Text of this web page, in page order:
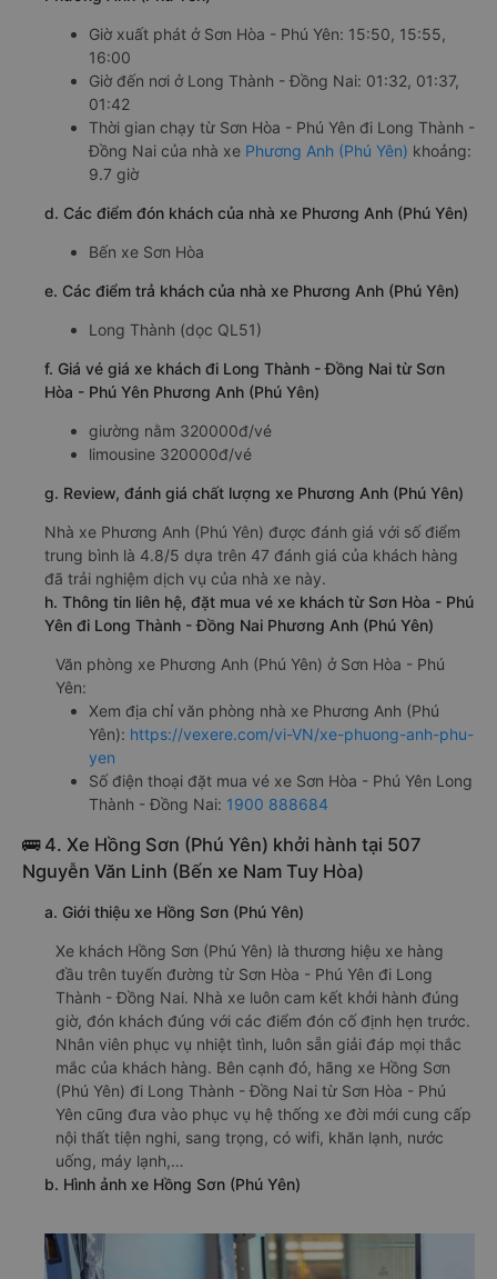
Giờ xuất phát ở Sơn Hòa - Phú Yên: 15:50, 15:55,
16:00
Giờ đến nơi ở Long Thành - Đồng Nai: 01:32, 01:37,
01:42
Thời gian chạy từ Sơn Hòa - Phú Yên đi Long Thành -
Đồng Nai của nhà xe Phương Anh (Phú Yên) khoảng:
9.7 giờ
d. Các điểm đón khách của nhà xe Phương Anh (Phú Yên)
Bến xe Sơn Hòa
e. Các điểm trả khách của nhà xe Phương Anh (Phú Yên)
Long Thành (dọc QL51)
f. Giá vé giá xe khách đi Long Thành - Đồng Nai từ Sơn
Hòa - Phú Yên Phương Anh (Phú Yên)
giường nằm 320000đ/vé
limousine 320000đ/vé
g. Review, đánh giá chất lượng xe Phương Anh (Phú Yên)
Nhà xe Phương Anh (Phú Yên) được đánh giá với số điểm
trung bình là 4.8/5 dựa trên 47 đánh giá của khách hàng
đã trải nghiệm dịch vụ của nhà xe này.
h. Thông tin liên hệ, đặt mua vé xe khách từ Sơn Hòa - Phú
Yên đi Long Thành - Đồng Nai Phương Anh (Phú Yên)
Văn phòng xe Phương Anh (Phú Yên) ở Sơn Hòa - Phú
Yên:
Xem địa chỉ văn phòng nhà xe Phương Anh (Phú
Yên): https://vexere.com/vi-VN/xe-phuong-anh-phu-
yen
Số điện thoại đặt mua vé xe Sơn Hòa - Phú Yên Long
Thành - Đồng Nai: 1900 888684
🚌 4. Xe Hồng Sơn (Phú Yên) khởi hành tại 507
Nguyễn Văn Linh (Bến xe Nam Tuy Hòa)
a. Giới thiệu xe Hồng Sơn (Phú Yên)
Xe khách Hồng Sơn (Phú Yên) là thương hiệu xe hàng
đầu trên tuyến đường từ Sơn Hòa - Phú Yên đi Long
Thành - Đồng Nai. Nhà xe luôn cam kết khởi hành đúng
giờ, đón khách đúng với các điểm đón cố định hẹn trước.
Nhân viên phục vụ nhiệt tình, luôn sẵn giải đáp mọi thắc
mắc của khách hàng. Bên cạnh đó, hãng xe Hồng Sơn
(Phú Yên) đi Long Thành - Đồng Nai từ Sơn Hòa - Phú
Yên cũng đưa vào phục vụ hệ thống xe đời mới cung cấp
nội thất tiện nghi, sang trọng, có wifi, khăn lạnh, nước
uống, máy lạnh,…
b. Hình ảnh xe Hồng Sơn (Phú Yên)